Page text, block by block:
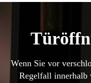
Wenn Sie vor
Regelfall innerhalb